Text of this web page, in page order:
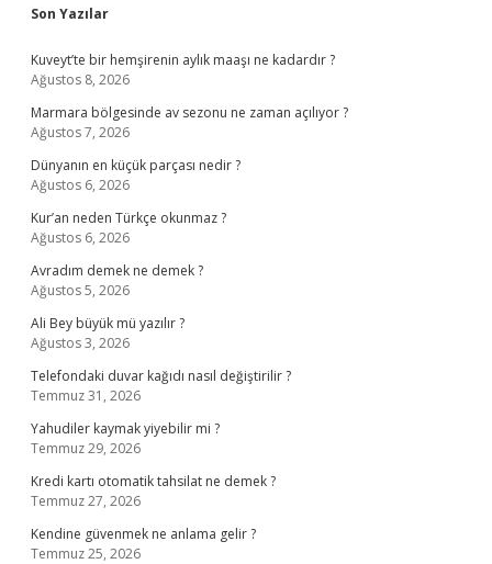
Sidebar
Son Yazılar
Kuveyt’te bir hemşirenin aylık maaşı ne kadardır ?
Ağustos 8, 2026
Marmara bölgesinde av sezonu ne zaman açılıyor ?
Ağustos 7, 2026
Dünyanın en küçük parçası nedir ?
Ağustos 6, 2026
Kur’an neden Türkçe okunmaz ?
Ağustos 6, 2026
Avradım demek ne demek ?
Ağustos 5, 2026
Ali Bey büyük mü yazılır ?
Ağustos 3, 2026
Telefondaki duvar kağıdı nasıl değiştirilir ?
Temmuz 31, 2026
Yahudiler kaymak yiyebilir mi ?
Temmuz 29, 2026
Kredi kartı otomatik tahsilat ne demek ?
Temmuz 27, 2026
Kendine güvenmek ne anlama gelir ?
Temmuz 25, 2026